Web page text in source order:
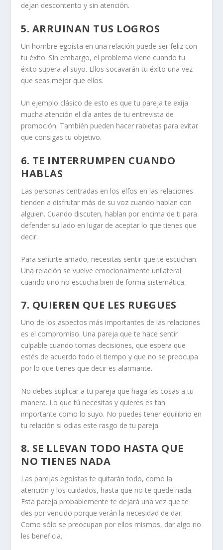
dejan descontento y sin atención.
5. ARRUINAN TUS LOGROS
Un hombre egoísta en una relación puede ser feliz con
tu éxito. Sin embargo, el problema viene cuando tu
éxito supera al suyo. Ellos socavarán tu éxito una vez
que seas mejor que ellos.
Un ejemplo clásico de esto es que tu pareja te exija
mucha atención el día antes de tu entrevista de
promoción. También pueden hacer rabietas para evitar
que consigas tu objetivo.
6. TE INTERRUMPEN CUANDO
HABLAS
Las personas centradas en los elfos en las relaciones
tienden a disfrutar más de su voz cuando hablan con
alguien. Cuando discuten, hablan por encima de ti para
defender su lado en lugar de aceptar lo que tienes que
decir.
Para sentirte amado, necesitas sentir que te escuchan.
Una relación se vuelve emocionalmente unilateral
cuando uno no escucha bien de forma sistemática.
7. QUIEREN QUE LES RUEGUES
Uno de los aspectos más importantes de las relaciones
es el compromiso. Una pareja que te hace sentir
culpable cuando tomas decisiones, que espera que
estés de acuerdo todo el tiempo y que no se preocupa
por lo que tienes que decir es alarmante.
No debes suplicar a tu pareja que haga las cosas a tu
manera. Lo que tú necesitas y quieres es tan
importante como lo suyo. No puedes tener equilibrio en
tu relación si odias este rasgo de tu pareja.
8. SE LLEVAN TODO HASTA QUE
NO TIENES NADA
Las parejas egoístas te quitarán todo, como la
atención y los cuidados, hasta que no te quede nada.
Esta pareja probablemente te dejará una vez que te
des por vencido porque verán la necesidad de dar.
Como sólo se preocupan por ellos mismos, dar algo no
les beneficia.